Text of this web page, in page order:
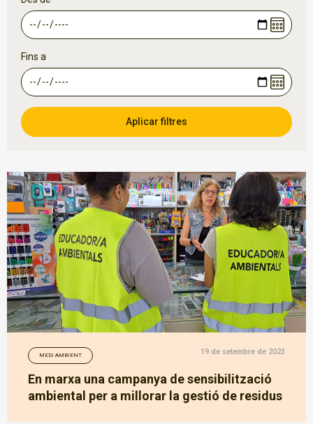
Fins a
MEDI AMBIENT 19 de setembre de 2023
En marxa una campanya de sensibilització
ambiental per a millorar la gestió de residus